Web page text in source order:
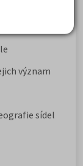
význam
sídel